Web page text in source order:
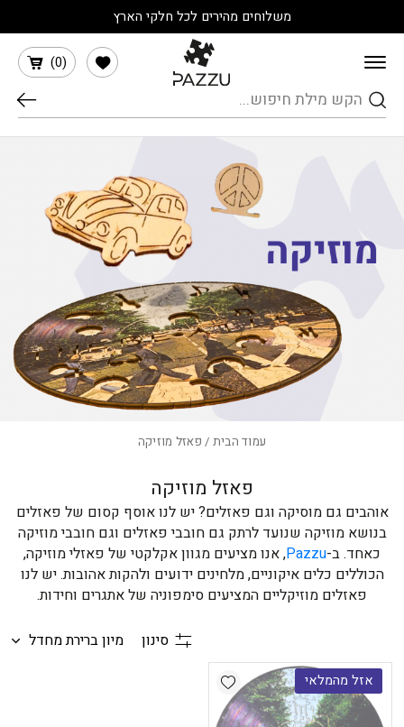
משלוחים מהירים לכל חלקי הארץ
חיפוש
(
0
)
הרשימה שלי
עמוד הבית / פאזל מוזיקה
פאזל מוזיקה
אוהבים גם מוסיקה וגם פאזלים? יש לנו אוסף קסום של פאזלים
בנושא מוזיקה שנועד לרתק גם חובבי פאזלים וגם חובבי מוזיקה
כאחד. ב-Pazzu, אנו מציעים מגוון אקלקטי של פאזלי מוזיקה,
הכוללים כלים איקוניים, מלחינים ידועים ולהקות אהובות. יש לנו
פאזלים מוזיקליים המציעים סימפוניה של אתגרים וחידות.
סינון מיון ברירת מחדל
Add wishlist אזל מהמלאי